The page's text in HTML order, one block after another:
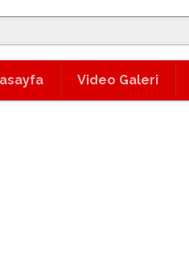
Video Galeri